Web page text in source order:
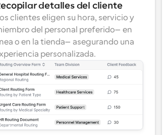
detalles del cliente
clientes eligen su hora, servicio y
del personal preferido—en
o en la tienda—asegurando una
personalizada.